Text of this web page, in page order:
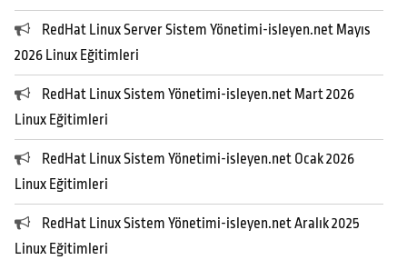
RedHat Linux Server Sistem Yönetimi-isleyen.net Mayıs
2026 Linux Eğitimleri
RedHat Linux Sistem Yönetimi-isleyen.net Mart 2026
Linux Eğitimleri
RedHat Linux Sistem Yönetimi-isleyen.net Ocak 2026
Linux Eğitimleri
RedHat Linux Sistem Yönetimi-isleyen.net Aralık 2025
Linux Eğitimleri